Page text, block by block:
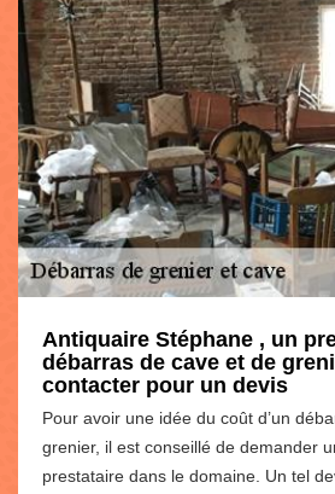
Antiquaire Stéphane , un
débarras de cave et de
contacter pour un devis
Pour avoir une idée du coût d’un
grenier, il est conseillé de demander
prestataire dans le domaine. Un tel